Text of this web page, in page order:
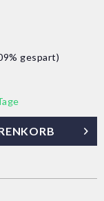
gespart)